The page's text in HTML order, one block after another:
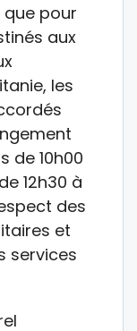
que pour
aux
les
de 10h00
12h30 à
des
et
services